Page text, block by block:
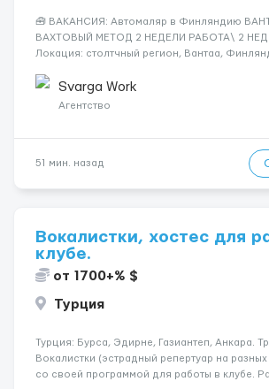
🧰 ВАКАНСИЯ: Автомаляр в Финляндию
ВАХТОВЫЙ МЕТОД 2 НЕДЕЛИ РАБОТА\ 2
Локация: столтчный регион, Вантаа,
час брутто 🏠 Жильё: предоставляется
Контакт: +3725672...
Svarga Work
Агентство
51 мин. назад
Вокалистки, хостес для
клубе.
от 1700+% $
Турция
Турция: Бурса, Эдирне, Газиантеп, Анкара.
Вокалистки (эстрадный репертуар на разных
со своей программой для работы в клубе.